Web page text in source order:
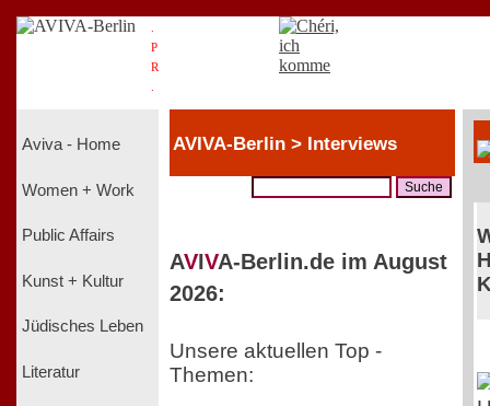
P
R
Aviva - Home
Women + Work
Public Affairs
Kunst + Kultur
Jüdisches Leben
Literatur
AVIVA-Berlin > Interviews
AVIVA-Berlin.de im August
2026:
Unsere aktuellen Top -
Themen: